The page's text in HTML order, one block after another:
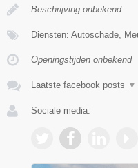
Beschrijving onbekend
Diensten: Autoschade,
Openingstijden onbekend
Laatste facebook posts ▼
Sociale media: